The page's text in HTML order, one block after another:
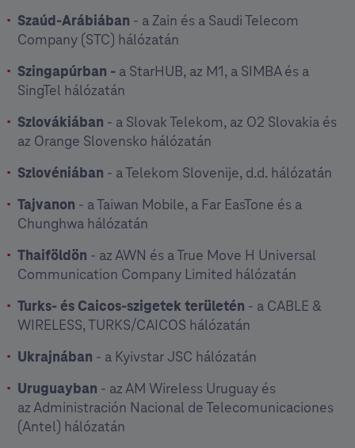
Szaúd-Arábiában - a Zain és a Saudi Telecom
Company (STC) hálózatán
Szingapúrban - a StarHUB, az M1, a SIMBA és a
SingTel hálózatán
Szlovákiában - a Slovak Telekom, az O2 Slovakia és
az Orange Slovensko hálózatán
Szlovéniában - a Telekom Slovenije, d.d. hálózatán
Tajvanon - a Taiwan Mobile, a Far EasTone és a
Chunghwa hálózatán
Thaiföldön - az AWN és a True Move H Universal
Communication Company Limited hálózatán
Turks- és Caicos-szigetek területén - a CABLE &
WIRELESS, TURKS/CAICOS hálózatán
Ukrajnában - a Kyivstar JSC hálózatán
Uruguayban - az AM Wireless Uruguay és
az Administración Nacional de Telecomunicaciones
(Antel) hálózatán